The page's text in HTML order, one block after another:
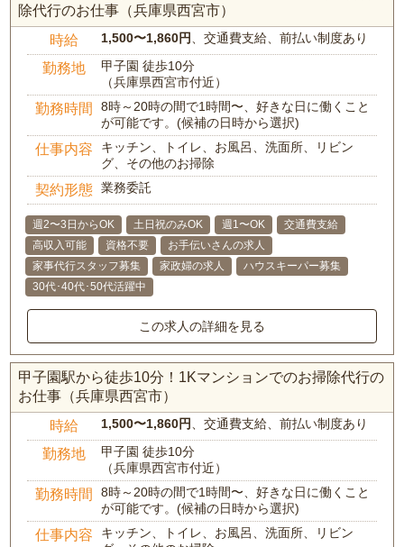
除代行のお仕事（兵庫県西宮市）
時給 1,500〜1,860円 、交通費支給、前払い制度あり
勤務地
甲子園 徒歩10分
（兵庫県西宮市付近）
勤務時間
8時～20時の間で1時間〜、好きな日に働くこと
が可能です。(候補の日時から選択)
仕事内容
キッチン、トイレ、お風呂、洗面所、リビン
グ、その他のお掃除
契約形態 業務委託
週2〜3日からOK 土日祝のみOK 週1〜OK
交通費支給
高収入可能
資格不要
お手伝いさんの求人
家事代行スタッフ募集
家政婦の求人
ハウスキーパー募集
30代･40代･50代活躍中
この求人の詳細を見る
甲子園駅から徒歩10分！1Kマンションでのお掃除代行の
お仕事（兵庫県西宮市）
時給 1,500〜1,860円 、交通費支給、前払い制度あり
勤務地
甲子園 徒歩10分
（兵庫県西宮市付近）
勤務時間
8時～20時の間で1時間〜、好きな日に働くこと
が可能です。(候補の日時から選択)
仕事内容
キッチン、トイレ、お風呂、洗面所、リビン